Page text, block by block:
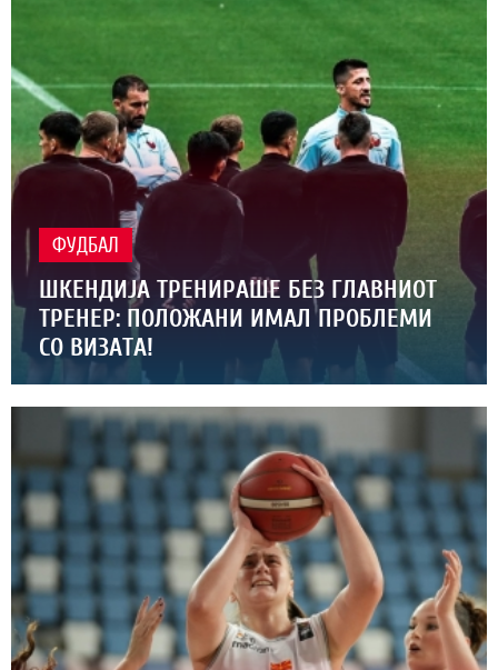
ФУДБАЛ
ШКЕНДИЈА ТРЕНИРАШЕ БЕЗ ГЛАВНИОТ
ТРЕНЕР: ПОЛОЖАНИ ИМАЛ ПРОБЛЕМИ
СО ВИЗАТА!